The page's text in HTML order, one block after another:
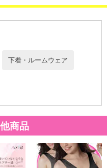
下着・ルームウェア
商品